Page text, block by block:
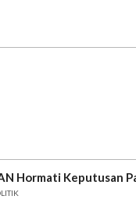
Hormati Keputusan